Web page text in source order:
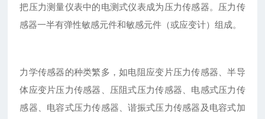
把压力测量仪表中的电测式仪表成为压力传感器。压力传
感器一半有弹性敏感元件和敏感元件（或应变计）组成。
力学传感器的种类繁多，如电阻应变片压力传感器、半导
体应变片压力传感器、压阻式压力传感器、电感式压力传
感器、电容式压力传感器、谐振式压力传感器及电容式加